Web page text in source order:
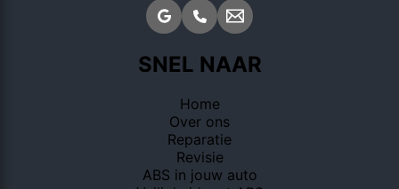
SNEL NAAR
Home
Over ons
Reparatie
Revisie
ABS in jouw auto